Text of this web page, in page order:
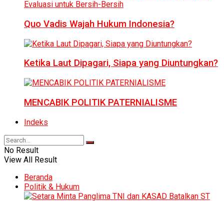
Quo Vadis Wajah Hukum Indonesia?
Ketika Laut Dipagari, Siapa yang Diuntungkan?
MENCABIK POLITIK PATERNIALISME
Indeks
No Result
View All Result
Beranda
Politik & Hukum